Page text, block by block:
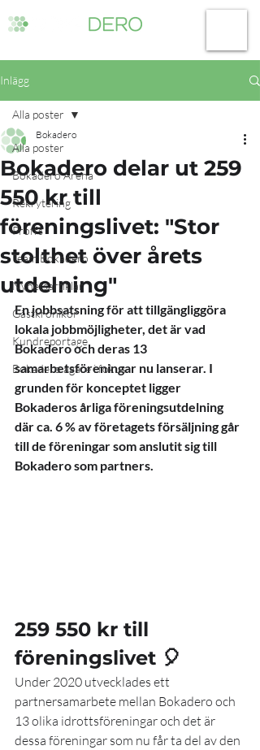
Inlägg
Alla poster
Bokadero Arena
Rekrytering
Proffs
Team Bokadero
Nyhetsartiklar
Gästkrönikor
Kundreportage
Bokadero ägare i fokus
Alla poster
Bokadero delar ut 259
550 kr till
föreningslivet: "Stor
stolthet över årets
utdelning"
Bokadero
En jobbsatsning för att tillgängliggöra
lokala jobbmöjligheter, det är vad
Bokadero och deras 13
samarbetsföreningar nu lanserar. I
grunden för konceptet ligger
Bokaderos årliga föreningsutdelning
där ca. 6 % av företagets försäljning går
till de föreningar som anslutit sig till
Bokadero som partners.
259 550 kr till
föreningslivet 🎈
Under 2020 utvecklades ett
partnersamarbete mellan Bokadero och
13 olika idrottsföreningar och det är
dessa föreningar som nu får ta del av den